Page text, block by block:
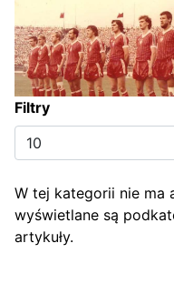
Filtry
Pokaż
#
W tej kategorii nie ma
wyświetlane są
artykuły.